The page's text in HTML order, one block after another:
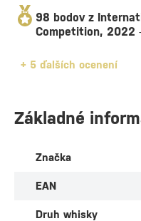
98 bodov z
Competition, 2022 -
+ 5 ďalších ocenení
Základné
Značka
EAN
Druh whisky